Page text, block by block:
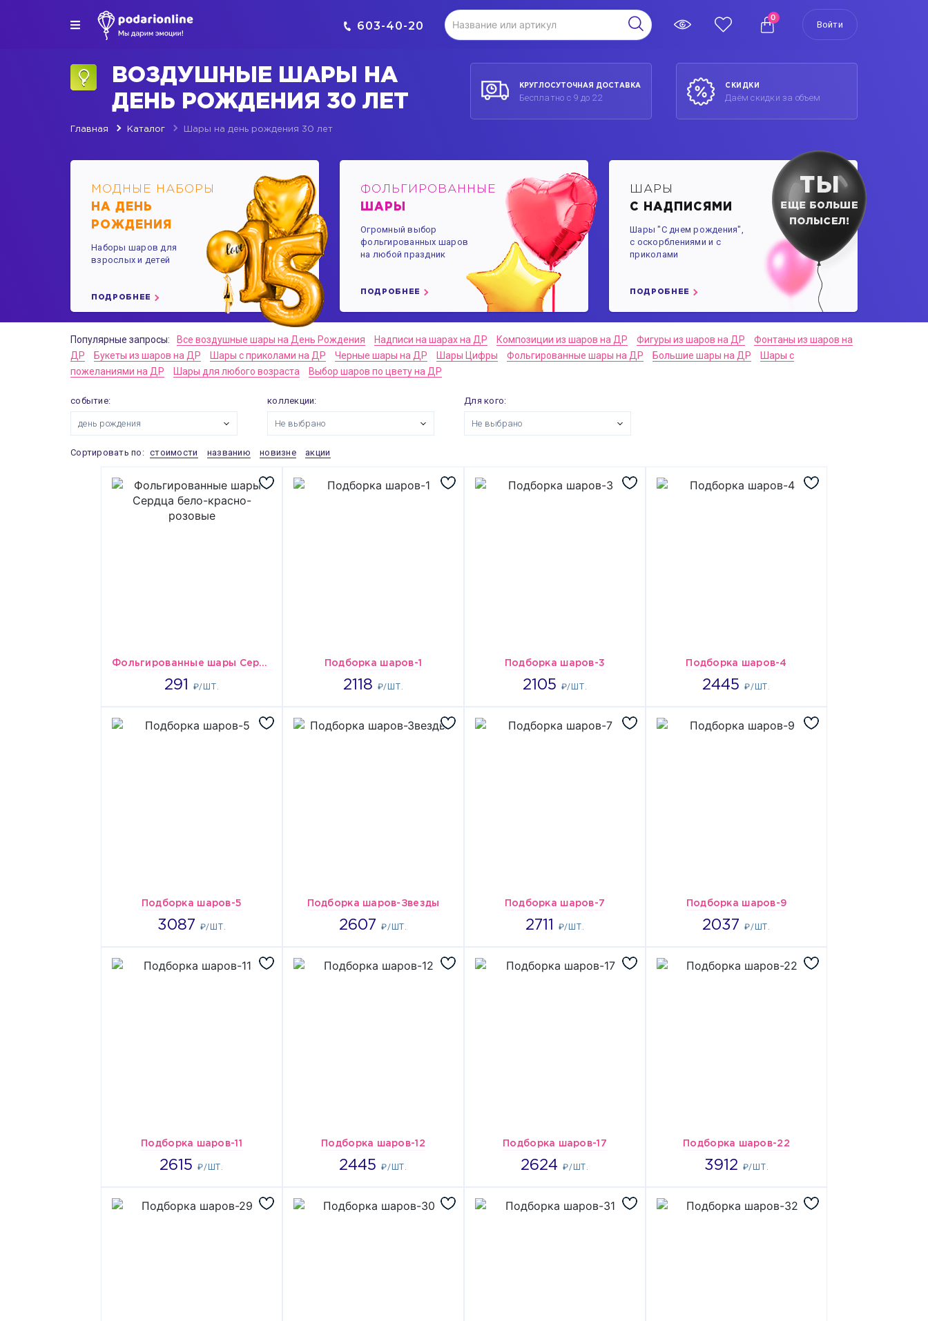
603-40-20
0
Войти
ВОЗДУШНЫЕ ШАРЫ НА
ДЕНЬ РОЖДЕНИЯ 30 ЛЕТ
Главная Каталог Шары на день рождения 30 лет
КРУГЛОСУТОЧНАЯ ДОСТАВКА
Бесплатно с 9 до 22
СКИДКИ
Даём скидки за объем
МОДНЫЕ НАБОРЫ
НА ДЕНЬ
РОЖДЕНИЯ
Наборы шаров для
взрослых и детей
ПОДРОБНЕЕ
ФОЛЬГИРОВАННЫЕ
ШАРЫ
Огромный выбор
фольгированных шаров
на любой праздник
ПОДРОБНЕЕ
ШАРЫ
С НАДПИСЯМИ
Шары "С днем рождения",
с оскорблениями и с
приколами
ПОДРОБНЕЕ
Популярные запросы: Все воздушные шары на День Рождения Надписи на шарах на ДР Композиции из шаров на ДР Фигуры из шаров на ДР
Фонтаны из шаров на
ДР
Букеты из шаров на ДР Шары с приколами на ДР Черные шары на ДР Шары Цифры Фольгированные шары на ДР Большие шары на ДР
Шары с
пожеланиями на ДР
Шары для любого возраста Выбор шаров по цвету на ДР
событие:
день рождения
коллекции:
Не выбрано
Для кого:
Не выбрано
Сортировать по: стоимости названию новизне акции
Фольгированные шары Сердца бело-красно-розовые
291 ₽/ШТ.
3007 Подборка шаров-1
2118 ₽/ШТ.
2118 Подборка шаров-3
2105 ₽/ШТ.
2105 Подборка шаров-4
2445₽/ШТ.
2445
Подборка шаров-5
3087 ₽/ШТ.
3087 Подборка шаров-Звезды
2607₽/ШТ.
2607 Подборка шаров-7
2711 ₽/ШТ.
2711 Подборка шаров-9
2037₽/ШТ.
2037
Подборка шаров-11
2615₽/ШТ.
2615 Подборка шаров-12
2445₽/ШТ.
2445 Подборка шаров-17
2624₽/ШТ.
2624 Подборка шаров-22
3912 ₽/ШТ.
3912